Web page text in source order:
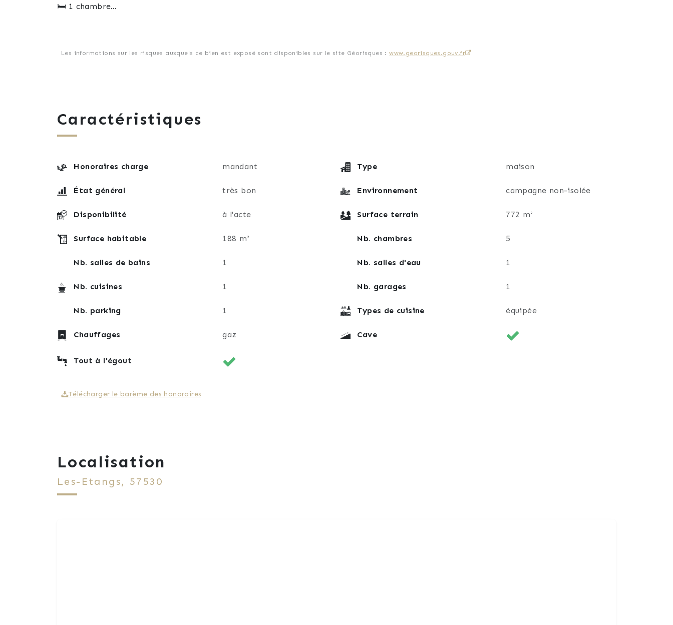
🛏️ 1 chambre
🔹 À l’étage
🌞 Belle terrasse sans vis-à-vis, idéale pour profiter des beaux jours
🌳 Terrain de 444 m², agréable et facile d’entretien
⚙️ Équipements
❤️ Les + du bien
*Cave
*Environnement calme et recherché
*Proximité de Metz
*Idéale pour une famille nombreuse
📞 À visiter sans tarder !
*Contact Yves Muller.
Les informations sur les risques auxquels ce bien est exposé sont disponibles sur le site Géorisques :www.georisques.gouv.fr
Caractéristiques
Honoraires charge mandant Type maison
État général très bon Environnement campagne non-isolée
Disponibilité à l'acte Surface terrain 772 m²
Surface habitable 188 m² Nb. chambres 5
Nb. salles de bains 1 Nb. salles d'eau 1
Nb. cuisines 1 Nb. garages 1
Nb. parking 1 Types de cuisine équipée
Chauffages gaz Cave
Tout à l'égout
Télécharger le barème des honoraires
Localisation
Les-Etangs, 57530